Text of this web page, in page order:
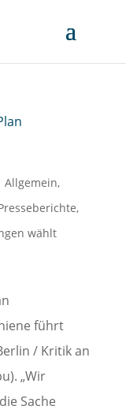
Allgemein,
,
wählt
führt
/ Kritik an
„Wir
Sache